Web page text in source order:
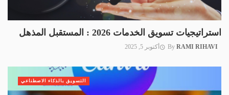
استراتيجيات تسويق الخدمات 2026 : المستقبل المذهل
By RAMI RIHAVI أكتوبر 5, 2025
التسويق بالذكاء الاصطناعي